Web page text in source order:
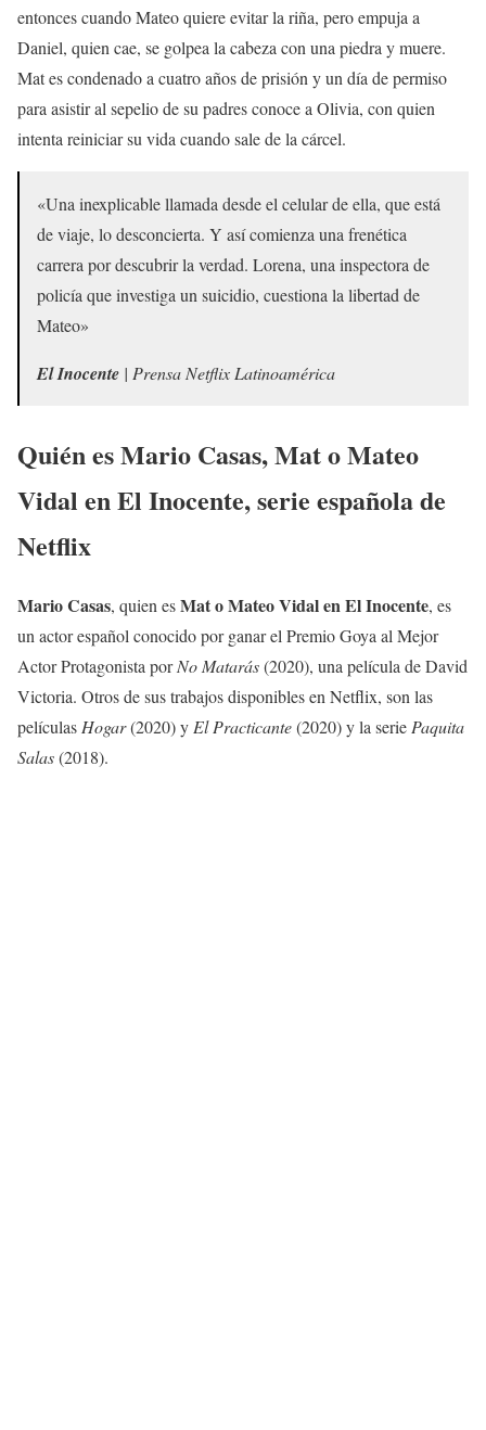
entonces cuando Mateo quiere evitar la riña, pero empuja a
Daniel, quien cae, se golpea la cabeza con una piedra y muere.
Mat es condenado a cuatro años de prisión y un día de permiso
para asistir al sepelio de su padres conoce a Olivia, con quien
intenta reiniciar su vida cuando sale de la cárcel.
«Una inexplicable llamada desde el celular de ella, que está
de viaje, lo desconcierta. Y así comienza una frenética
carrera por descubrir la verdad. Lorena, una inspectora de
policía que investiga un suicidio, cuestiona la libertad de
Mateo»
El Inocente | Prensa Netflix Latinoamérica
Quién es Mario Casas, Mat o Mateo
Vidal en El Inocente, serie española de
Netflix
Mario Casas, quien esMat o Mateo Vidal en El Inocente, es
un actor español conocido por ganar el Premio Goya al Mejor
Actor Protagonista porNo Matarás(2020), una película de David
Victoria. Otros de sus trabajos disponibles en Netflix, son las
películas Hogar(2020) y El Practicante(2020) y la serie Paquita
Salas(2018).